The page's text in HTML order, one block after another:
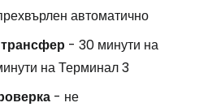
автоматично
- 30 минути на
на Терминал 3
- не